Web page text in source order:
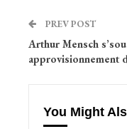
PREV POST
Arthur Mensch
approvisionnement
You Might